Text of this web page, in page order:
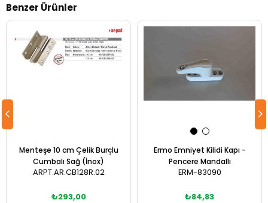
Benzer Ürünler
Menteşe 10 cm Çelik Burçlu
Cumbalı Sağ (İnox)
ARPT.AR.CB128R.02
₺293,00
Ermo Emniyet Kilidi Kapı -
Pencere Mandallı
ERM-83090
₺84,83